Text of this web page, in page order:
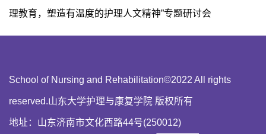
理教育，塑造有温度的护理人文精神”专题研讨会
School of Nursing and Rehabilitation©2022 All rights
reserved.山东大学护理与康复学院 版权所有
地址：山东济南市文化西路44号(250012)